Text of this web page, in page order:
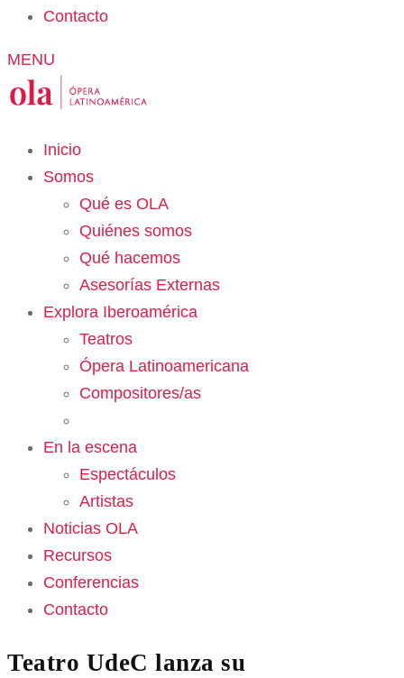
Contacto
MENU
Inicio
Somos
Qué es OLA
Quiénes somos
Qué hacemos
Asesorías Externas
Explora Iberoamérica
Teatros
Ópera Latinoamericana
Compositores/as
En la escena
Espectáculos
Artistas
Noticias OLA
Recursos
Conferencias
Contacto
Teatro UdeC lanza su